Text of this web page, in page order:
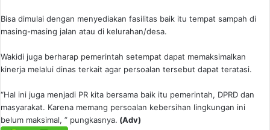
Bisa dimulai dengan menyediakan fasilitas baik itu tempat sampah di
masing-masing jalan atau di kelurahan/desa.
Wakidi juga berharap pemerintah setempat dapat memaksimalkan
kinerja melalui dinas terkait agar persoalan tersebut dapat teratasi.
“Hal ini juga menjadi PR kita bersama baik itu pemerintah, DPRD dan
masyarakat. Karena memang persoalan kebersihan lingkungan ini
belum maksimal, ” pungkasnya. (Adv)